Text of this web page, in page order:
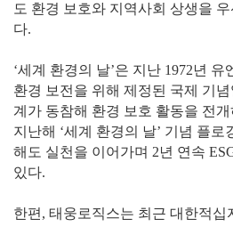
도 환경 보호와 지역사회 상생을
다.
‘세계 환경의 날’은 지난 1972년
환경 보전을 위해 제정된 국제 기념
계가 동참해 환경 보호 활동을 전
지난해 ‘세계 환경의 날’ 기념 플
해도 실천을 이어가며 2년 연속
있다.
한편, 태웅로직스는 최근 대한적십